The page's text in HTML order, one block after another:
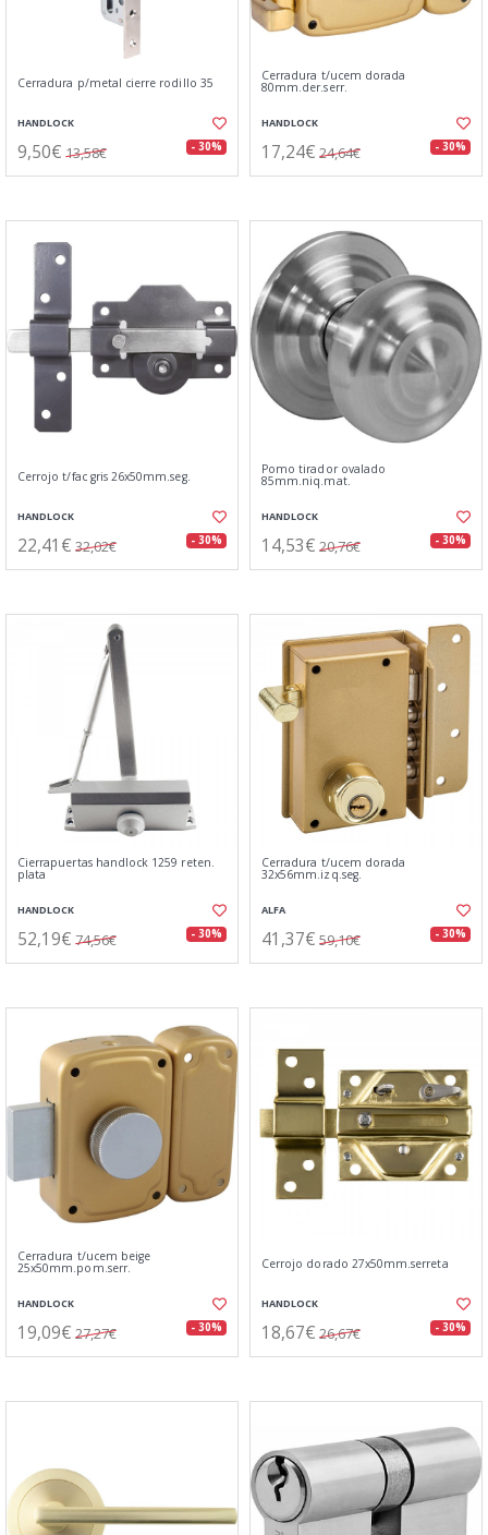
Cerradura p/metal cierre rodillo 35
HANDLOCK
9,50€ 13,58€ - 30%
Cerradura t/ucem dorada
80mm.der.serr.
HANDLOCK
17,24€ 24,64€ - 30%
Cerrojo t/fac gris 26x50mm.seg.
HANDLOCK
22,41€ 32,02€ - 30%
Pomo tirador ovalado
85mm.niq.mat.
HANDLOCK
14,53€ 20,76€ - 30%
Cierrapuertas handlock 1259 reten.
plata
HANDLOCK
52,19€ 74,56€ - 30%
Cerradura t/ucem dorada
32x56mm.izq.seg.
ALFA
41,37€ 59,10€ - 30%
Cerradura t/ucem beige
25x50mm.pom.serr.
HANDLOCK
19,09€ 27,27€ - 30%
Cerrojo dorado 27x50mm.serreta
HANDLOCK
18,67€ 26,67€ - 30%